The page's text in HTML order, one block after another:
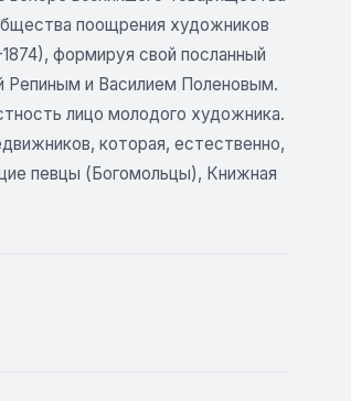
поощрения художников
формируя свой посланный
Репиным и Василием Поленовым.
лицо молодого художника.
которая, естественно,
певцы (Богомольцы), Книжная